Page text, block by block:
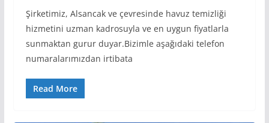
Şirketimiz, Alsancak ve çevresinde havuz temizliği
hizmetini uzman kadrosuyla ve en uygun fiyatlarla
sunmaktan gurur duyar.Bizimle aşağıdaki telefon
numaralarımızdan irtibata
Read More